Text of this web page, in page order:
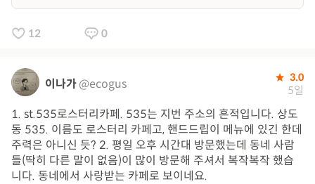
12 0
이나가@ecogus 3.0
5일
1. st.535로스터리카페. 535는 지번 주소의 흔적입니다. 상도
동 535. 이름도 로스터리 카페고, 핸드드립이 메뉴에 있긴 한데
주력은 아니신 듯? 2. 평일 오후 시간대 방문했는데 동네 사람
들(딱히 다른 말이 없음)이 많이 방문해 주셔서 복작복작 했습
니다. 동네에서 사랑받는 카페로 보이네요.